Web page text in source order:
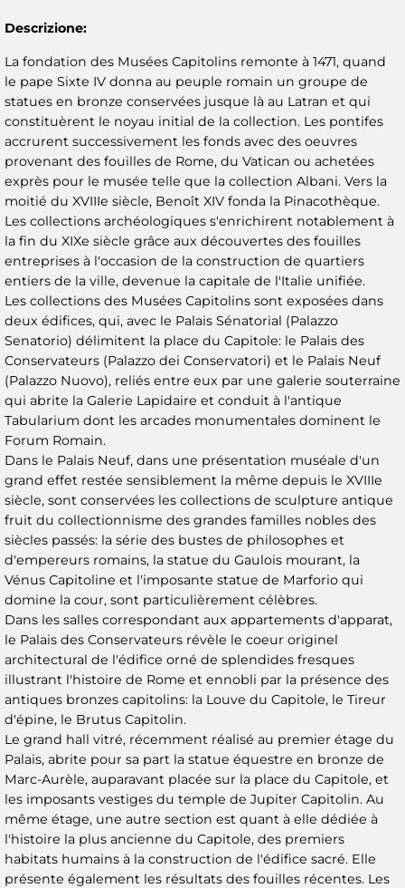
Descrizione:
La fondation des Musées Capitolins remonte à 1471, quand
le pape Sixte IV donna au peuple romain un groupe de
statues en bronze conservées jusque là au Latran et qui
constituèrent le noyau initial de la collection. Les pontifes
accrurent successivement les fonds avec des oeuvres
provenant des fouilles de Rome, du Vatican ou achetées
exprès pour le musée telle que la collection Albani. Vers la
moitié du XVIIIe siècle, Benoît XIV fonda la Pinacothèque.
Les collections archéologiques s'enrichirent notablement à
la fin du XIXe siècle grâce aux découvertes des fouilles
entreprises à l'occasion de la construction de quartiers
entiers de la ville, devenue la capitale de l'Italie unifiée.
Les collections des Musées Capitolins sont exposées dans
deux édifices, qui, avec le Palais Sénatorial (Palazzo
Senatorio) délimitent la place du Capitole: le Palais des
Conservateurs (Palazzo dei Conservatori) et le Palais Neuf
(Palazzo Nuovo), reliés entre eux par une galerie souterraine
qui abrite la Galerie Lapidaire et conduit à l'antique
Tabularium dont les arcades monumentales dominent le
Forum Romain.
Dans le Palais Neuf, dans une présentation muséale d'un
grand effet restée sensiblement la même depuis le XVIIIe
siècle, sont conservées les collections de sculpture antique
fruit du collectionnisme des grandes familles nobles des
siècles passés: la série des bustes de philosophes et
d'empereurs romains, la statue du Gaulois mourant, la
Vénus Capitoline et l'imposante statue de Marforio qui
domine la cour, sont particulièrement célèbres.
Dans les salles correspondant aux appartements d'apparat,
le Palais des Conservateurs révèle le coeur originel
architectural de l'édifice orné de splendides fresques
illustrant l'histoire de Rome et ennobli par la présence des
antiques bronzes capitolins: la Louve du Capitole, le Tireur
d'épine, le Brutus Capitolin.
Le grand hall vitré, récemment réalisé au premier étage du
Palais, abrite pour sa part la statue équestre en bronze de
Marc-Aurèle, auparavant placée sur la place du Capitole, et
les imposants vestiges du temple de Jupiter Capitolin. Au
même étage, une autre section est quant à elle dédiée à
l'histoire la plus ancienne du Capitole, des premiers
habitats humains à la construction de l'édifice sacré. Elle
présente également les résultats des fouilles récentes. Les